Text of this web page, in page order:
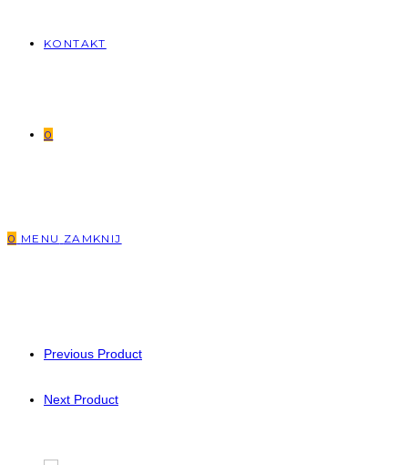
KONTAKT
0
0 MENU ZAMKNIJ
Previous Product
Next Product